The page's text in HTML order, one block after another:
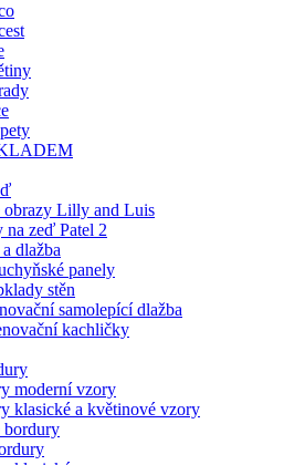
obrazy Lilly and Luis
na zeď Patel 2
dlažba
panely
stěn
samolepící dlažba
kachličky
moderní vzory
klasické a květinové vzory
bordury